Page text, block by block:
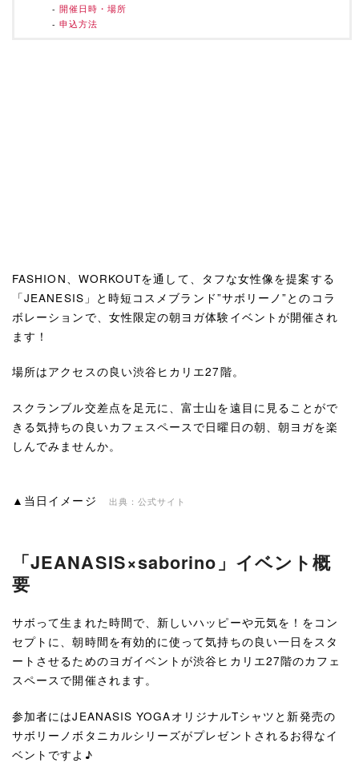
開催日時・場所
申込方法
FASHION、WORKOUTを通して、タフな女性像を提案する
「JEANESIS」と時短コスメブランド”サボリーノ”とのコラ
ボレーションで、女性限定の朝ヨガ体験イベントが開催され
ます！
場所はアクセスの良い渋谷ヒカリエ27階。
スクランブル交差点を足元に、富士山を遠目に見ることがで
きる気持ちの良いカフェスペースで日曜日の朝、朝ヨガを楽
しんでみませんか。
▲当日イメージ 出典：公式サイト
「JEANASIS×saborino」イベント概
要
サボって生まれた時間で、新しいハッピーや元気を！をコン
セプトに、朝時間を有効的に使って気持ちの良い一日をスタ
ートさせるためのヨガイベントが渋谷ヒカリエ27階のカフェ
スペースで開催されます。
参加者にはJEANASIS YOGAオリジナルTシャツと新発売の
サボリーノボタニカルシリーズがプレゼントされるお得なイ
ベントですよ♪